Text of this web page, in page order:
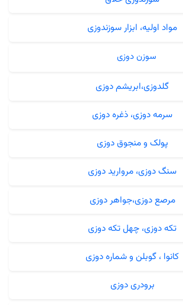
مواد اولیه، ابزار سوزندوزی
سوزن دوزی
گلدوزی،ابریشم دوزی
سرمه دوزی، ذغره دوزی
پولک و منجوق دوزی
سنگ دوزی، مروارید دوزی
مرصع دوزی،جواهر دوزی
تکه دوزی، چهل تکه دوزی
کانوا ، گوبلن و شماره دوزی
برودری دوزی